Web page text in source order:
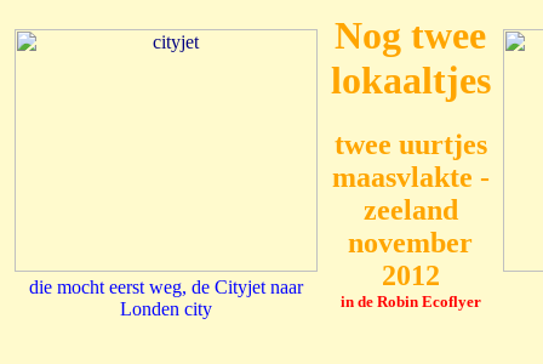
die mocht eerst weg, de Cityjet naar
Londen city
Nog twee
lokaaltjes
twee uurtjes
maasvlakte -
zeeland
november
2012
in de Robin Ecoflyer